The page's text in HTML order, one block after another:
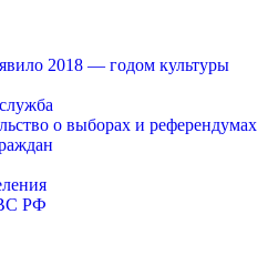
2018 — годом культуры
о выборах и референдумах
РФ